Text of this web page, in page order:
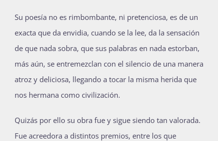
Su poesía no es rimbombante, ni pretenciosa, es de un
exacta que da envidia, cuando se la lee, da la sensación
de que nada sobra, que sus palabras en nada estorban,
más aún, se entremezclan con el silencio de una manera
atroz y deliciosa, llegando a tocar la misma herida que
nos hermana como civilización.
Quizás por ello su obra fue y sigue siendo tan valorada.
Fue acreedora a distintos premios, entre los que